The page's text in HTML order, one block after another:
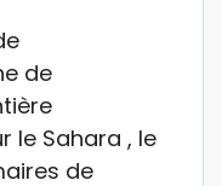
de
le Sahara , le
de